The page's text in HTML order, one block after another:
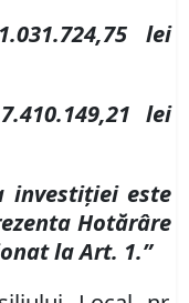
lei
lei
este
Hotărâre
la Art. 1.”